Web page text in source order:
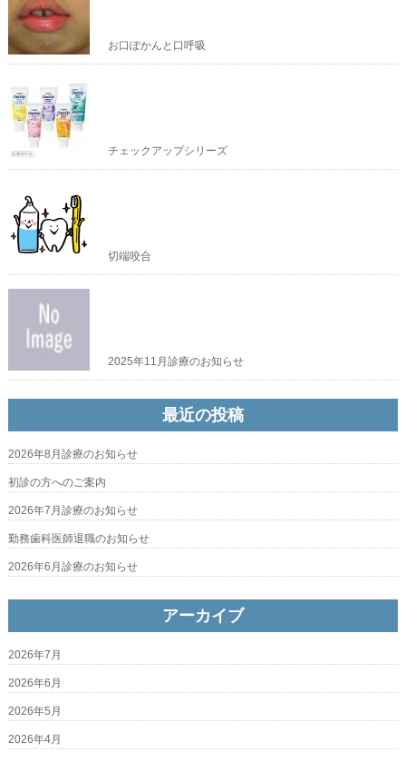
お口ぽかんと口呼吸
チェックアップシリーズ
切端咬合
2025年11月診療のお知らせ
最近の投稿
2026年8月診療のお知らせ
初診の方へのご案内
2026年7月診療のお知らせ
勤務歯科医師退職のお知らせ
2026年6月診療のお知らせ
アーカイブ
2026年7月
2026年6月
2026年5月
2026年4月